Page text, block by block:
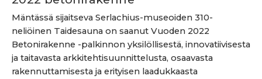
Mäntässä sijaitseva Serlachius-museoiden 310-
neliöinen Taidesauna on saanut Vuoden 2022
Betonirakenne -palkinnon yksilöllisestä, innovatiivisesta
ja taitavasta arkkitehtisuunnittelusta, osaavasta
rakennuttamisesta ja erityisen laadukkaasta